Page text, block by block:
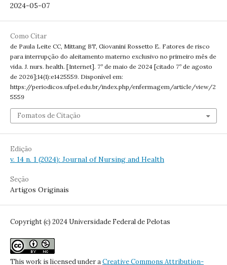
2024-05-07
Como Citar
de Paula Leite CC, Mittang BT, Giovanini Rossetto E. Fatores de risco
para interrupção do aleitamento materno exclusivo no primeiro mês de
vida. J. nurs. health. [Internet]. 7º de maio de 2024 [citado 7º de agosto
de 2026];14(1):e1425559. Disponível em:
https://periodicos.ufpel.edu.br/index.php/enfermagem/article/view/2
5559
Fomatos de Citação
Edição
v. 14 n. 1 (2024): Journal of Nursing and Health
Seção
Artigos Originais
Copyright (c) 2024 Universidade Federal de Pelotas
This work is licensed under aCreative Commons Attribution-